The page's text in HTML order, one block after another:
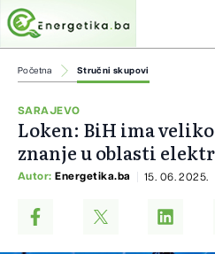
Početna Stručni skupovi
SARAJEVO
Loken: BiH ima
znanje u oblasti
Autor: Energetika.ba 15. 06. 2025.